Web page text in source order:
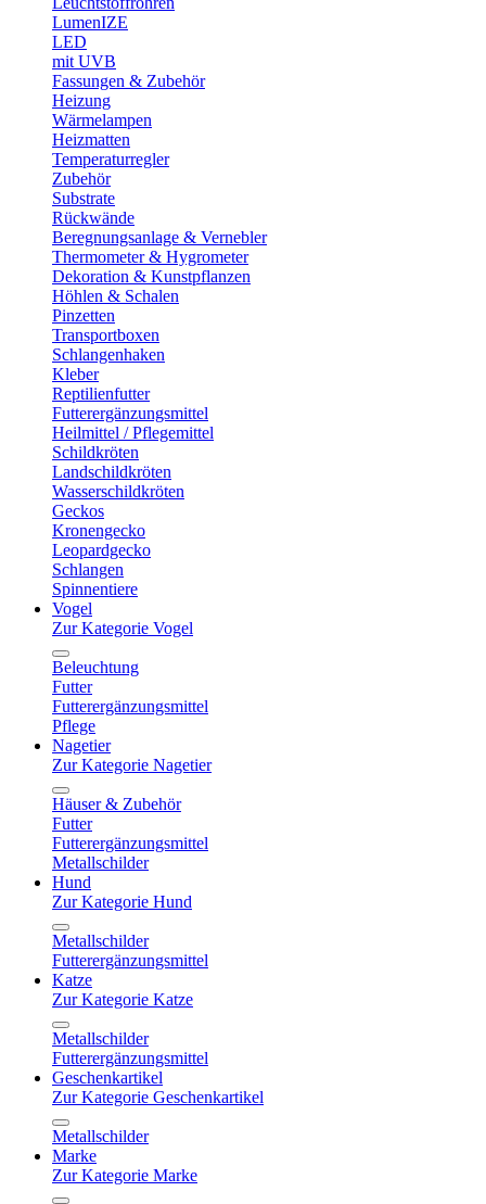
LumenIZE
LED
mit UVB
Fassungen & Zubehör
Heizung
Wärmelampen
Heizmatten
Temperaturregler
Zubehör
Substrate
Rückwände
Beregnungsanlage & Vernebler
Thermometer & Hygrometer
Dekoration & Kunstpflanzen
Höhlen & Schalen
Pinzetten
Transportboxen
Schlangenhaken
Kleber
Reptilienfutter
Futterergänzungsmittel
Heilmittel / Pflegemittel
Schildkröten
Landschildkröten
Wasserschildkröten
Geckos
Kronengecko
Leopardgecko
Schlangen
Spinnentiere
Vogel
Zur Kategorie Vogel
Beleuchtung
Futter
Futterergänzungsmittel
Pflege
Nagetier
Zur Kategorie Nagetier
Häuser & Zubehör
Futter
Futterergänzungsmittel
Metallschilder
Hund
Zur Kategorie Hund
Metallschilder
Futterergänzungsmittel
Katze
Zur Kategorie Katze
Metallschilder
Futterergänzungsmittel
Geschenkartikel
Zur Kategorie Geschenkartikel
Metallschilder
Marke
Zur Kategorie Marke